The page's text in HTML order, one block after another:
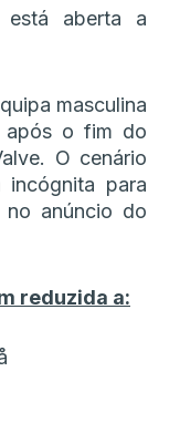
aberta a
masculina
após o fim do
O cenário
incógnita para
anúncio do
reduzida a: